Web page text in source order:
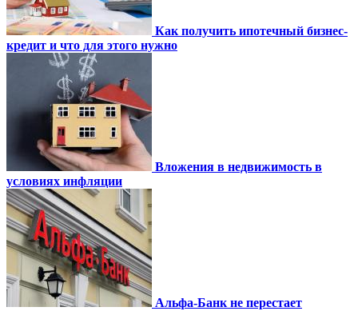
Как получить ипотечный бизнес-
кредит и что для этого нужно
Вложения в недвижимость в
условиях инфляции
Альфа-Банк не перестает